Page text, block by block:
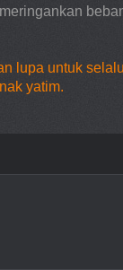
lupa untuk
yatim.